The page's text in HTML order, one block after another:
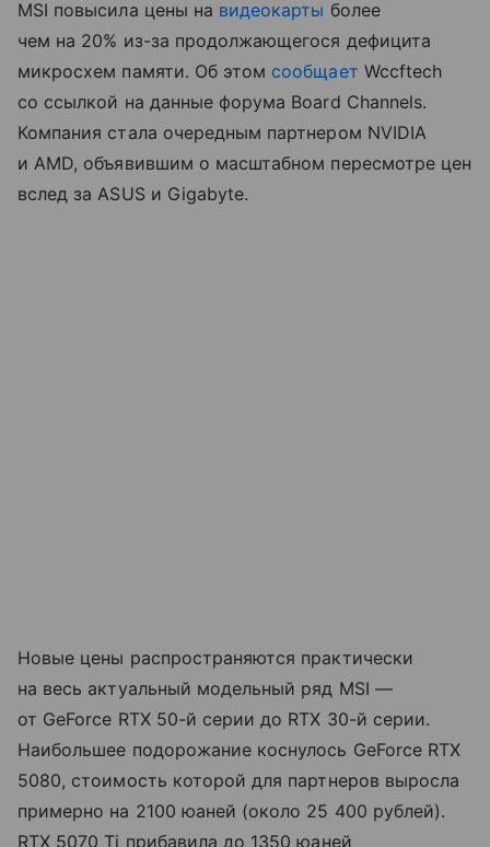
MSI повысила цены на видеокарты более
чем на 20% из-за продолжающегося дефицита
микросхем памяти. Об этом сообщает Wccftech
со ссылкой на данные форума Board Channels.
Компания стала очередным партнером NVIDIA
и AMD, объявившим о масштабном пересмотре цен
вслед за ASUS и Gigabyte.
Новые цены распространяются практически
на весь актуальный модельный ряд MSI —
от GeForce RTX 50-й серии до RTX 30-й серии.
Наибольшее подорожание коснулось GeForce RTX
5080, стоимость которой для партнеров выросла
примерно на 2100 юаней (около 25 400 рублей).
RTX 5070 Ti прибавила до 1350 юаней